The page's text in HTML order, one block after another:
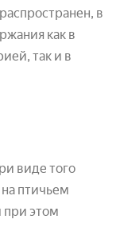
в
как в
так и в
виде того
птичьем
при этом